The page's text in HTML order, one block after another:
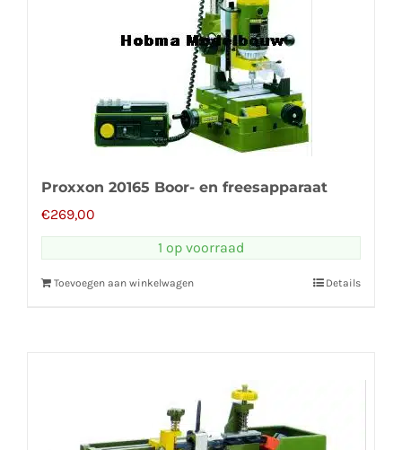
Proxxon 20165 Boor- en freesapparaat
€269,00
1 op voorraad
Toevoegen aan winkelwagen Details